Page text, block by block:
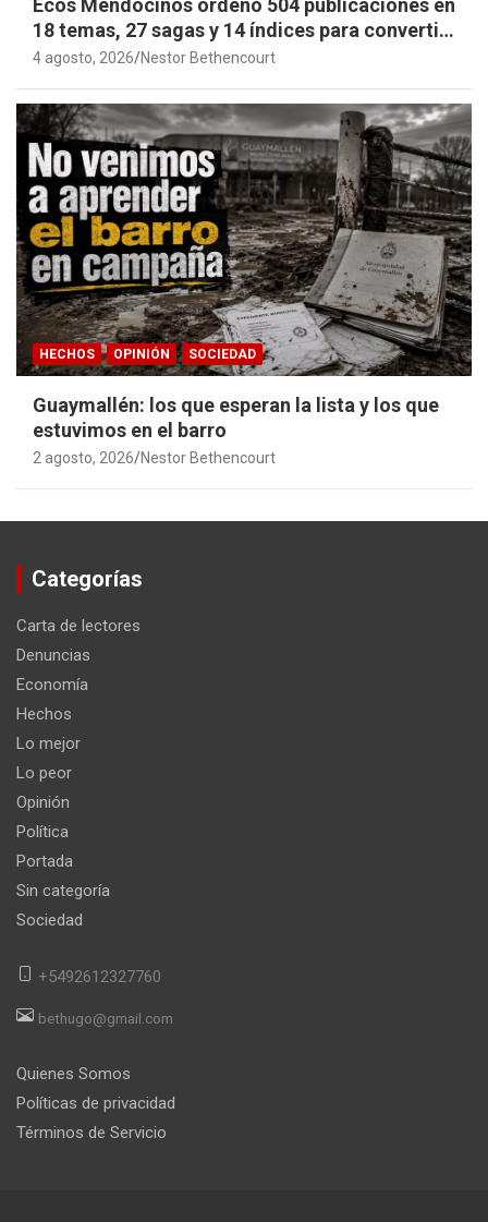
18 temas, 27 sagas y 14 índices para convertir
años de investigación en memoria pública
4 agosto, 2026 Nestor Bethencourt
HECHOS OPINIÓN SOCIEDAD
Guaymallén: los que esperan la lista y los que
estuvimos en el barro
2 agosto, 2026 Nestor Bethencourt
Categorías
Carta de lectores
Denuncias
Economía
Hechos
Lo mejor
Lo peor
Opinión
Política
Portada
Sin categoría
Sociedad
+5492612327760
bethugo@gmail.com
Quienes Somos
Políticas de privacidad
Términos de Servicio